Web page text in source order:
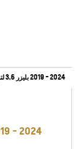
2024 - 2019 بليزر 3.6 لتر
2024 - 2019 بليزر 3.6 لتر